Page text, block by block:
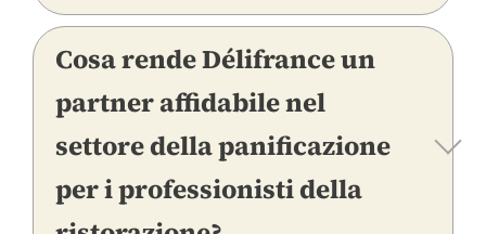
Cosa rende Délifrance un
partner affidabile nel
settore della panificazione
per i professionisti della